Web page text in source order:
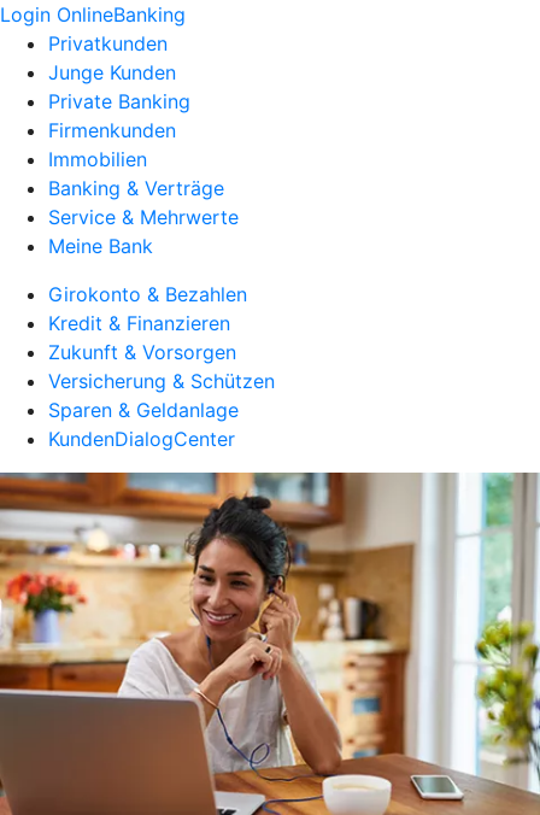
Login OnlineBanking
Privatkunden
Junge Kunden
Private Banking
Firmenkunden
Immobilien
Banking & Verträge
Service & Mehrwerte
Meine Bank
Girokonto & Bezahlen
Kredit & Finanzieren
Zukunft & Vorsorgen
Versicherung & Schützen
Sparen & Geldanlage
KundenDialogCenter